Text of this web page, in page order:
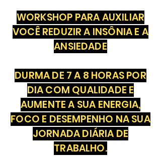
WORKSHOP PARA AUXILIAR
VOCÊ REDUZIR A INSÔNIA E A
ANSIEDADE
DURMA DE 7 A 8 HORAS POR
DIA COM QUALIDADE E
AUMENTE A SUA ENERGIA,
FOCO E DESEMPENHO NA SUA
JORNADA DIÁRIA DE
TRABALHO.